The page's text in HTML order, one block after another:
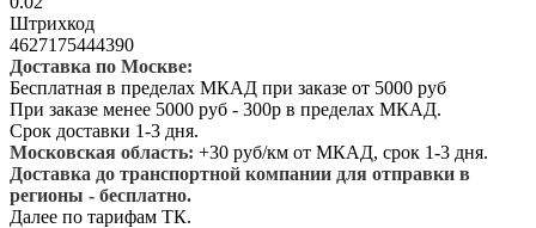
Штрихкод
4627175444390
Доставка по Москве:
Бесплатная в пределах МКАД при заказе от 5000 руб
При заказе менее 5000 руб - 300р в пределах МКАД.
Срок доставки 1-3 дня.
Московская область: +30 руб/км от МКАД, срок 1-3 дня.
Доставка до транспортной компании для отправки в
регионы - бесплатно.
Далее по тарифам ТК.